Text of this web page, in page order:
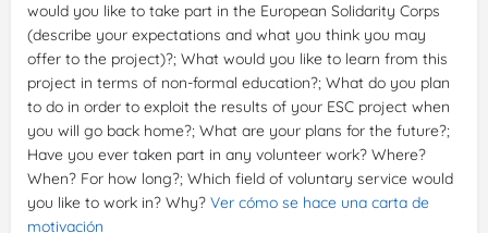
would you like to take part in the European Solidarity Corps
(describe your expectations and what you think you may
offer to the project)?; What would you like to learn from this
project in terms of non-formal education?; What do you plan
to do in order to exploit the results of your ESC project when
you will go back home?; What are your plans for the future?;
Have you ever taken part in any volunteer work? Where?
When? For how long?; Which field of voluntary service would
you like to work in? Why? Ver cómo se hace una carta de
motivación